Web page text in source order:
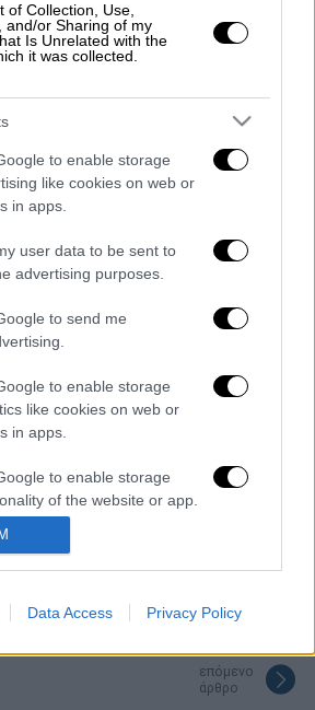
of Collection, Use,
and/or Sharing of my
Is Unrelated with the
it was collected.
to enable storage
like cookies on web or
in apps.
user data to be sent to
advertising purposes.
to send me
to enable storage
like cookies on web or
in apps.
to enable storage
of the website or app.
to enable storage
to enable storage
fraud prevention, and other
Data Access Privacy Policy
είναι οι 1,11, 19, 30, 37 και
Τζόκερ
κάθεΤρίτη,Πέμπτηκαι
με AI νέους ιούς μέσα σε
μαχαίρωσε μέχρι θανάτου
- Τον κατέγραψε κάμερα
Τα σωματεία απαντούν στις
οι παρατάξεις περνούν στην
ΟΟΣΑ: Στην τελευταία θέση η
για το πραγματικό διαθέσιμο
των νοικοκυριών
επόμενο
άρθρο